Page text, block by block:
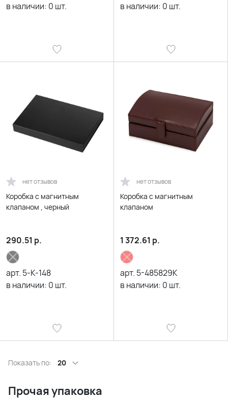
в наличии: 0 шт.
в наличии: 0 шт.
нет отзывов
Коробка с магнитным
клапаном , черный
290.51 р.
арт. 5-K-148
в наличии: 0 шт.
нет отзывов
Коробка с магнитным
клапаном
1 372.61 р.
арт. 5-485829K
в наличии: 0 шт.
Показать по: 20
Прочая упаковка